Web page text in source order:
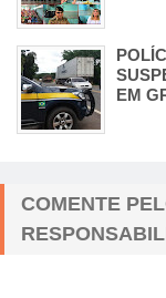
EM
COMENTE